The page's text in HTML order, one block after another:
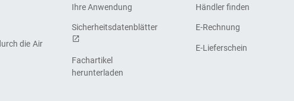
die Air
Ihre Anwendung
Sicherheitsdatenblätter
Fachartikel
herunterladen
Händler finden
E-Rechnung
E-Lieferschein